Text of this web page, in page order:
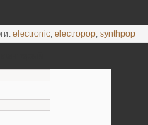
electronic, electropop, synthpop